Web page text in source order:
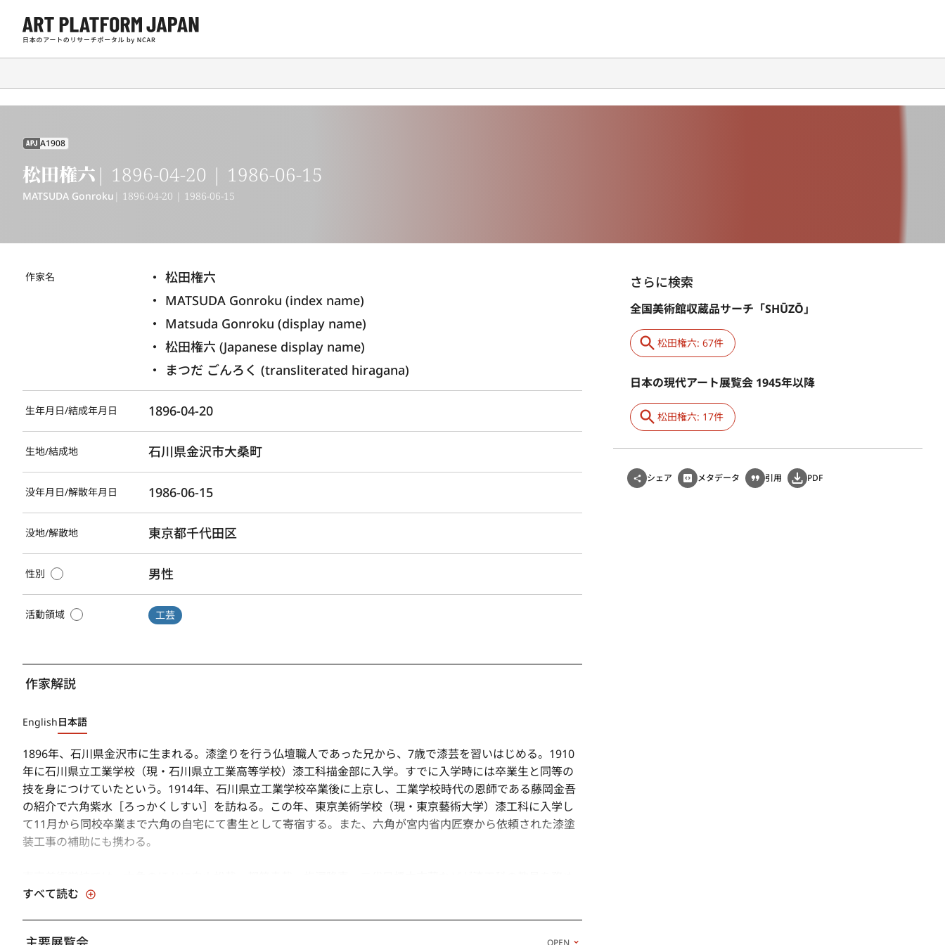
APJ A1908
松田権六 | 1896-04-20 | 1986-06-15
MATSUDA Gonroku | 1896-04-20 | 1986-06-15
作家名
松田権六
MATSUDA Gonroku (index name)
Matsuda Gonroku (display name)
松田権六 (Japanese display name)
まつだ ごんろく (transliterated hiragana)
生年月日/結成年月日 1896-04-20
生地/結成地 石川県金沢市大桑町
没年月日/解散年月日 1986-06-15
没地/解散地 東京都千代田区
性別 男性
活動領域 工芸
作家解説
English日本語
1896年、石川県金沢市に生まれる。漆塗りを行う仏壇職人であった兄から、7歳で漆芸を習いはじめる。1910
年に石川県立工業学校（現・石川県立工業高等学校）漆工科描金部に入学。すでに入学時には卒業生と同等の
技を身につけていたという。1914年、石川県立工業学校卒業後に上京し、工業学校時代の恩師である藤岡金吾
の紹介で六角紫水［ろっかくしすい］を訪ねる。この年、東京美術学校（現・東京藝術大学）漆工科に入学し
て11月から同校卒業まで六角の自宅にて書生として寄宿する。また、六角が宮内省内匠寮から依頼された漆塗
装工事の補助にも携わる。
ており、さらに漆芸の習得にとどまらず、川合玉堂、寺崎廣業、岡田三郎助、高村光雲、渡辺香涯、正木直彦
すべて読む
OPEN
さらに検索
全国美術館収蔵品サーチ「SHŪZŌ」
松田権六: 67件
日本の現代アート展覧会 1945年以降
松田権六: 17件
シェア メタデータ 引用 PDF